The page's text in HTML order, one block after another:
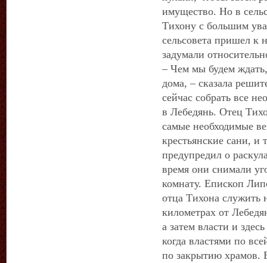
имущество. Но в
Тихону с большим
сельсовета пришел к
задумали
– Чем мы будем
дома, – сказала
сейчас собрать все
в Лебедянь. Отец
самые необходимые
крестьянские сани, и
предупредил о
время они снимали
комнату. Епископ
отца Тихона служить
километрах от
а затем власти и
когда властями по
по закрытию храмов.